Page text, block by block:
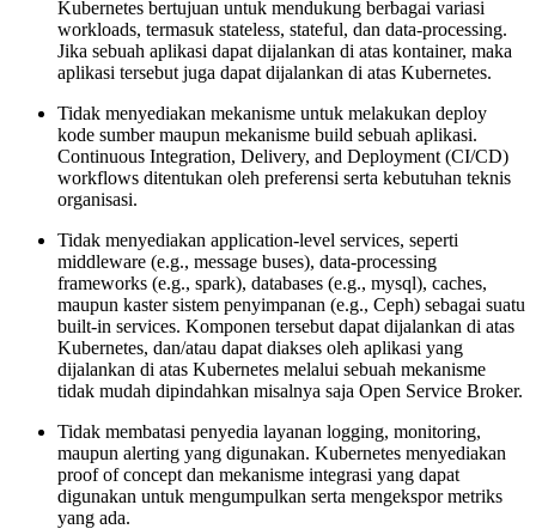
Kubernetes bertujuan untuk mendukung berbagai variasi
workloads, termasuk stateless, stateful, dan data-processing.
Jika sebuah aplikasi dapat dijalankan di atas kontainer, maka
aplikasi tersebut juga dapat dijalankan di atas Kubernetes.
Tidak menyediakan mekanisme untuk melakukan deploy
kode sumber maupun mekanisme build sebuah aplikasi.
Continuous Integration, Delivery, and Deployment (CI/CD)
workflows ditentukan oleh preferensi serta kebutuhan teknis
organisasi.
Tidak menyediakan application-level services, seperti
middleware (e.g., message buses), data-processing
frameworks (e.g., spark), databases (e.g., mysql), caches,
maupun kaster sistem penyimpanan (e.g., Ceph) sebagai suatu
built-in services. Komponen tersebut dapat dijalankan di atas
Kubernetes, dan/atau dapat diakses oleh aplikasi yang
dijalankan di atas Kubernetes melalui sebuah mekanisme
tidak mudah dipindahkan misalnya saja Open Service Broker.
Tidak membatasi penyedia layanan logging, monitoring,
maupun alerting yang digunakan. Kubernetes menyediakan
proof of concept dan mekanisme integrasi yang dapat
digunakan untuk mengumpulkan serta mengekspor metriks
yang ada.